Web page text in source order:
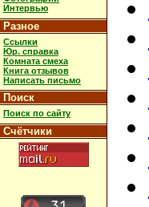
Интервью
Разное
Ссылки
Юр. справка
Комната смеха
Книга отзывов
Написать письмо
Поиск
Поиск по сайту
Счётчики